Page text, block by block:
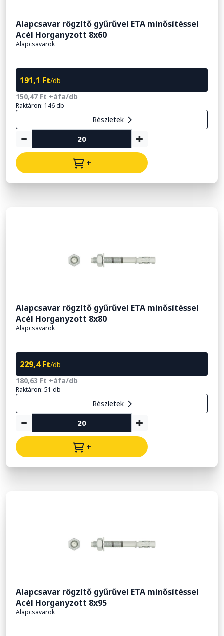
Alapcsavar rögzítő gyűrűvel ETA minősítéssel
Acél Horganyzott 8x60
Alapcsavarok
191,1 Ft/db
150,47 Ft +áfa/db
Raktáron: 146 db
Részletek
+
Alapcsavar rögzítő gyűrűvel ETA minősítéssel
Acél Horganyzott 8x80
Alapcsavarok
229,4 Ft/db
180,63 Ft +áfa/db
Raktáron: 51 db
Részletek
+
Alapcsavar rögzítő gyűrűvel ETA minősítéssel
Acél Horganyzott 8x95
Alapcsavarok